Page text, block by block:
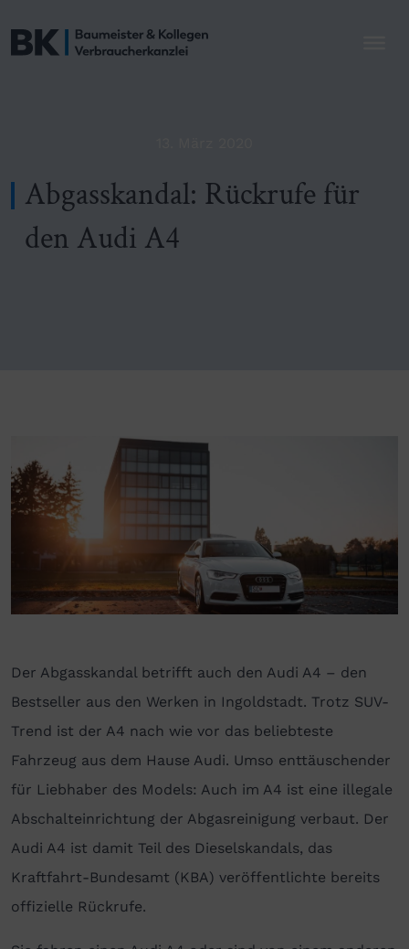
Abgasskandal: Rückrufe für
den Audi A4
Der Abgasskandal betrifft auch den Audi A4 – den
Bestseller aus den Werken in Ingoldstadt. Trotz SUV-
Trend ist der A4 nach wie vor das beliebteste
Fahrzeug aus dem Hause Audi. Umso enttäuschender
für Liebhaber des Models: Auch im A4 ist eine illegale
Abschalteinrichtung der Abgasreinigung verbaut. Der
Audi A4 ist damit Teil des Dieselskandals, das
Kraftfahrt-Bundesamt (KBA) veröffentlichte bereits
offizielle Rückrufe.